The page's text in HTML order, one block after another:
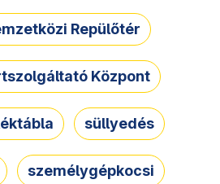
Repülőtér
Központ
süllyedés
személygépkocsi